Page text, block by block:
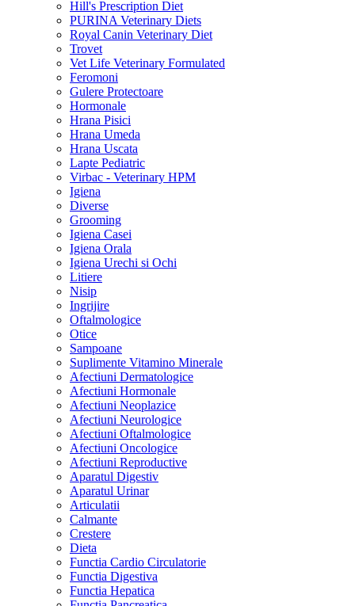
Hill's Prescription Diet
PURINA Veterinary Diets
Royal Canin Veterinary Diet
Trovet
Vet Life Veterinary Formulated
Feromoni
Gulere Protectoare
Hormonale
Hrana Pisici
Hrana Umeda
Hrana Uscata
Lapte Pediatric
Virbac - Veterinary HPM
Igiena
Diverse
Grooming
Igiena Casei
Igiena Orala
Igiena Urechi si Ochi
Litiere
Nisip
Ingrijire
Oftalmologice
Otice
Sampoane
Suplimente Vitamino Minerale
Afectiuni Dermatologice
Afectiuni Hormonale
Afectiuni Neoplazice
Afectiuni Neurologice
Afectiuni Oftalmologice
Afectiuni Oncologice
Afectiuni Reproductive
Aparatul Digestiv
Aparatul Urinar
Articulatii
Calmante
Crestere
Dieta
Functia Cardio Circulatorie
Functia Digestiva
Functia Hepatica